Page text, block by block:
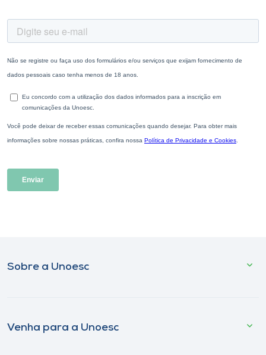
Sobre a Unoesc
Venha para a Unoesc